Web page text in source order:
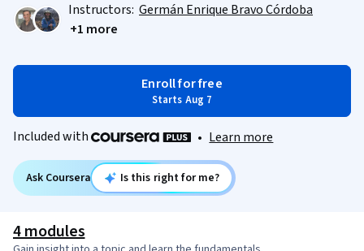
Instructors: Germán Enrique Bravo Córdoba
+1 more
Enroll for free
Starts Aug 7
Included with • Learn more
Ask Coursera Is this right for me?
4 modules